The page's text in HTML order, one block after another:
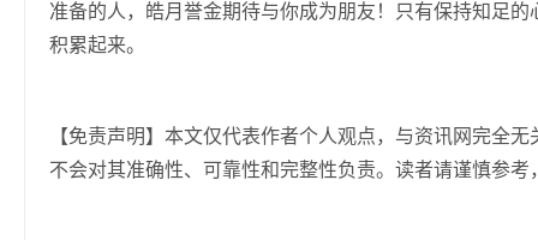
准备的人，皓月誉金期待与你成为朋友！只有保持知足
积累起来。
【免责声明】本文仅代表作者个人观点，与资讯网完全
不会对其准确性、可靠性和完整性负责。读者请谨慎参